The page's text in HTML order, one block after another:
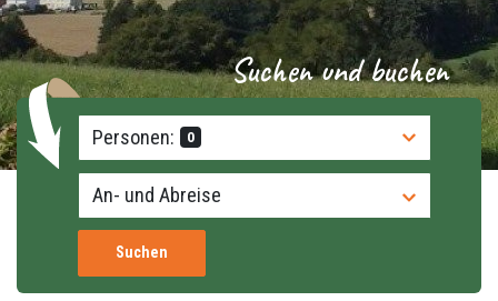
Suchen und buchen
Personen: 0
Suchen